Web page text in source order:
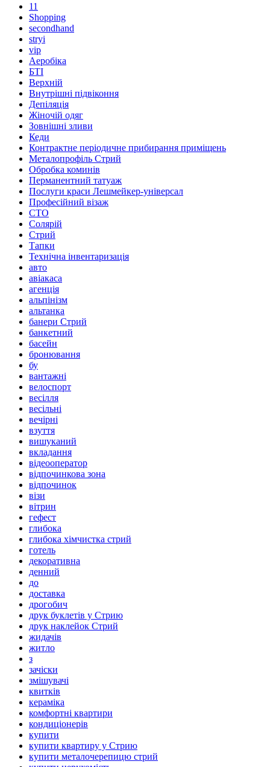
11
Shopping
secondhand
stryi
vip
Аеробіка
БТІ
Верхній
Внутрішні підвіконня
Депіляція
Жіночій одяг
Зовнішні зливи
Кеди
Контрактне періодичне прибирання приміщень
Металопрофіль Стрий
Обробка коминів
Перманентний татуаж
Послуги краси Лешмейкер-універсал
Професійний візаж
СТО
Солярій
Стрий
Тапки
Технічна інвентаризація
авто
авіакаса
агенція
альпінізм
альтанка
банери Стрий
банкетний
басейн
бронювання
бу
вантажні
велоспорт
весілля
весільні
вечірні
взуття
вишуканий
вкладання
відеооператор
відпочинкова зона
відпочинок
візи
вітрин
гефест
глибока
глибока хімчистка стрий
готель
декоративна
денний
до
доставка
дрогобич
друк буклетів у Стрию
друк наклейок Стрий
жидачів
житло
з
зачіски
змішувачі
квитків
кераміка
комфортні квартири
кондиціонерів
купити
купити квартиру у Стрию
купити металочерепицю стрий